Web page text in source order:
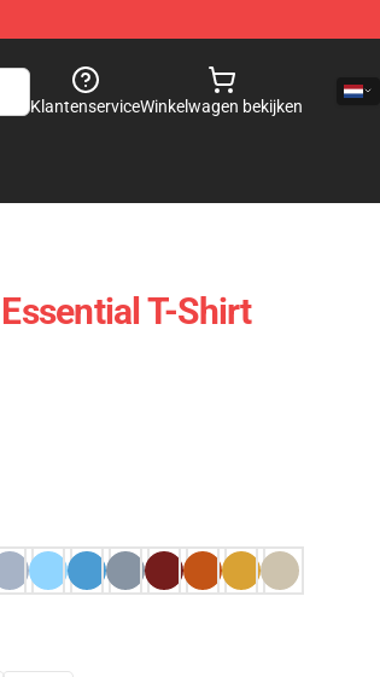
KlantenserviceWinkelwagen bekijken
T-Shirt